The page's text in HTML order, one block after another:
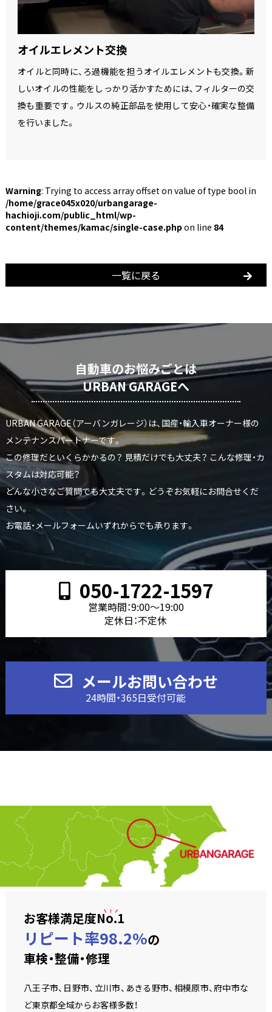
オイルエレメント交換
オイルと同時に、ろ過機能を担うオイルエレメントも交換。新
しいオイルの性能をしっかり活かすためには、フィルターの交
換も重要です。ウルスの純正部品を使用して安心・確実な整備
を行いました。
Warning: Trying to access array offset on value of type bool in
/home/grace045x020/urbangarage-
hachioji.com/public_html/wp-
content/themes/kamac/single-case.php on line 84
一覧に戻る
自動車のお悩みごとは
URBAN GARAGEへ
URBAN GARAGE（アーバンガレージ）は、国産・輸入車オーナー様の
メンテナンスパートナーです。
この修理だといくらかかるの？ 見積だけでも大丈夫？ こんな修理・カ
スタムは対応可能？
どんな小さなご質問でも大丈夫です。どうぞお気軽にお問合せくだ
さい。
お電話・メールフォームいずれからでも承ります。
050-1722-1597
営業時間：9:00〜19:00
定休日：不定休
メールお問い合わせ
24時間・365日受付可能
お客様満足度No.1
リピート率98.2%の
車検・整備・修理
八王子市、日野市、立川市、あきる野市、相模原市、府中市な
ど東京都全域からお客様多数！